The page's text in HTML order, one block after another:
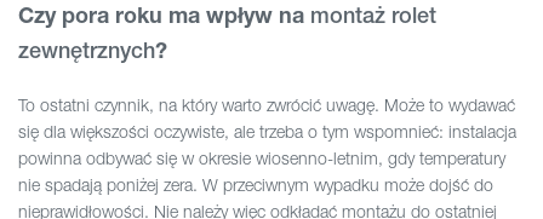
Czy pora roku ma wpływ na montaż rolet
zewnętrznych?
To ostatni czynnik, na który warto zwrócić uwagę. Może to wydawać
się dla większości oczywiste, ale trzeba o tym wspomnieć: instalacja
powinna odbywać się w okresie wiosenno-letnim, gdy temperatury
nie spadają poniżej zera. W przeciwnym wypadku może dojść do
nieprawidłowości. Nie należy więc odkładać montażu do ostatniej